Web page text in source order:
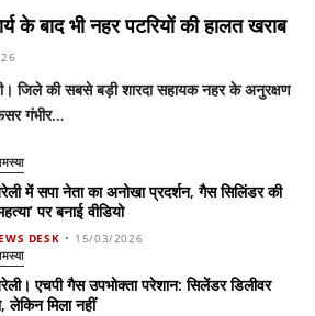
के बाद भी नहर पटरियों की हालत खराब
जिले की सबसे बड़ी शारदा सहायक नहर के अनुरक्षण
गंभीर…
में सपा नेता का अनोखा प्रदर्शन, गैस सिलिंडर की
पर बनाई वीडियो
DESK 15/03/2026
एचपी गैस उपभोक्ता परेशान: सिलेंडर डिलीवर
लेकिन मिला नहीं